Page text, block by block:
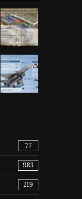
77
983
219